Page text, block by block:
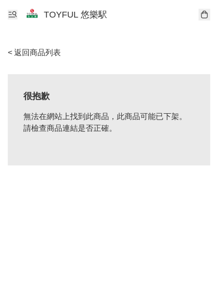
TOYFUL 悠樂駅
< 返回商品列表
很抱歉
無法在網站上找到此商品，此商品可能已下架。
請檢查商品連結是否正確。